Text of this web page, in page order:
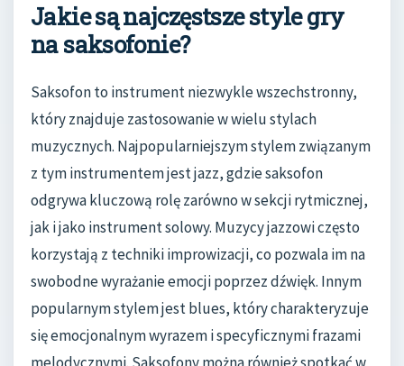
Jakie są najczęstsze style gry
na saksofonie?
Saksofon to instrument niezwykle wszechstronny,
który znajduje zastosowanie w wielu stylach
muzycznych. Najpopularniejszym stylem związanym
z tym instrumentem jest jazz, gdzie saksofon
odgrywa kluczową rolę zarówno w sekcji rytmicznej,
jak i jako instrument solowy. Muzycy jazzowi często
korzystają z techniki improwizacji, co pozwala im na
swobodne wyrażanie emocji poprzez dźwięk. Innym
popularnym stylem jest blues, który charakteryzuje
się emocjonalnym wyrazem i specyficznymi frazami